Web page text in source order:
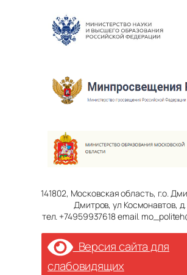
141802, Московская область, г.о.
Дмитров, ул Космонавтов, д.
тел. +74959937618 email.
Версия сайта для
слабовидящих